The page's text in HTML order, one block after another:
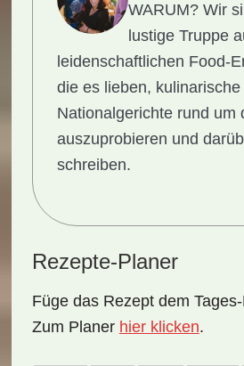
WARUM?Wir
lustige Truppe
leidenschaftlichen Food-
die es lieben, kulinarische
Nationalgerichte rund um
auszuprobieren und
schreiben.
Rezepte-Planer
Füge das Rezept dem
Zum Planer hier klicken.